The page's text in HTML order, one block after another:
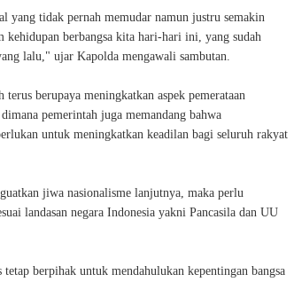
yang tidak pernah memudar namun justru semakin
kehidupan berbangsa kita hari-hari ini, yang sudah
lalu," ujar Kapolda mengawali sambutan.
berupaya meningkatkan aspek pemerataan
pemerintah juga memandang bahwa
untuk meningkatkan keadilan bagi seluruh rakyat
jiwa nasionalisme lanjutnya, maka perlu
landasan negara Indonesia yakni Pancasila dan UU
berpihak untuk mendahulukan kepentingan bangsa